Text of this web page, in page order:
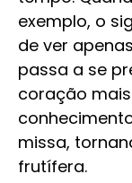
exemplo, o
de ver
passa a se
coração
missa,
frutífera.